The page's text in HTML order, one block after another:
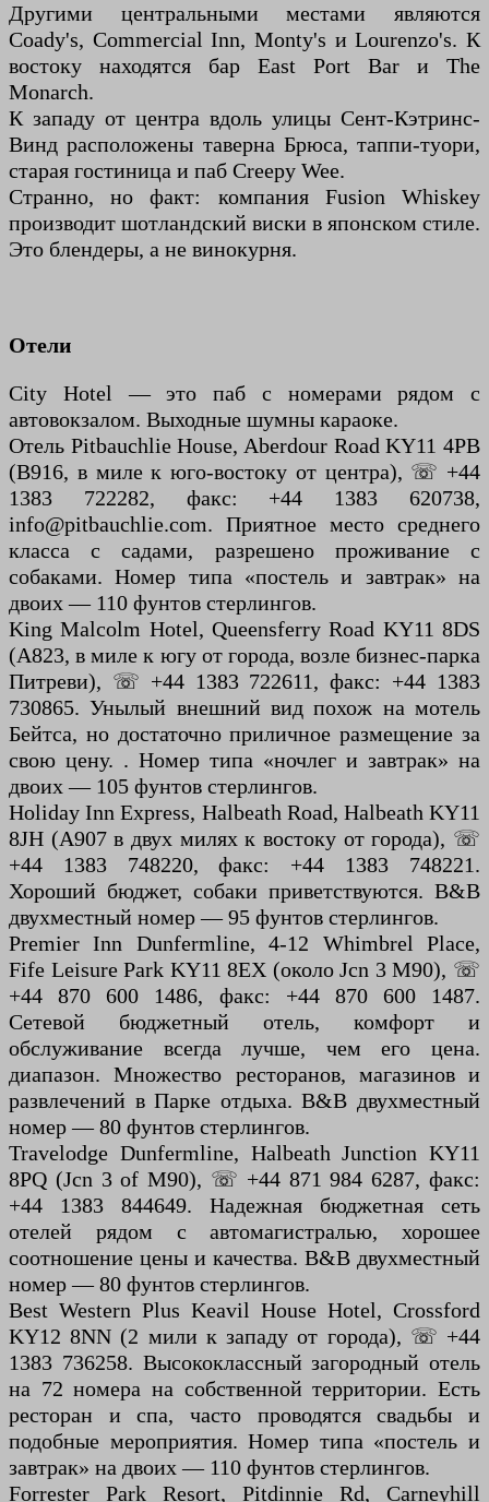
Другими центральными местами являются
Coady's, Commercial Inn, Monty's и Lourenzo's. К
востоку находятся бар East Port Bar и The
Monarch.
К западу от центра вдоль улицы Сент-Кэтринс-
Винд расположены таверна Брюса, таппи-туори,
старая гостиница и паб Creepy Wee.
Странно, но факт: компания Fusion Whiskey
производит шотландский виски в японском стиле.
Это блендеры, а не винокурня.
Отели
City Hotel — это паб с номерами рядом с
автовокзалом. Выходные шумны караоке.
Отель Pitbauchlie House, Aberdour Road KY11 4PB
(B916, в миле к юго-востоку от центра), ☏ +44
1383 722282, факс: +44 1383 620738,
info@pitbauchlie.com. Приятное место среднего
класса с садами, разрешено проживание с
собаками. Номер типа «постель и завтрак» на
двоих — 110 фунтов стерлингов.
King Malcolm Hotel, Queensferry Road KY11 8DS
(A823, в миле к югу от города, возле бизнес-парка
Питреви), ☏ +44 1383 722611, факс: +44 1383
730865. Унылый внешний вид похож на мотель
Бейтса, но достаточно приличное размещение за
свою цену. . Номер типа «ночлег и завтрак» на
двоих — 105 фунтов стерлингов.
Holiday Inn Express, Halbeath Road, Halbeath KY11
8JH (A907 в двух милях к востоку от города), ☏
+44 1383 748220, факс: +44 1383 748221.
Хороший бюджет, собаки приветствуются. B&B
двухместный номер — 95 фунтов стерлингов.
Premier Inn Dunfermline, 4-12 Whimbrel Place,
Fife Leisure Park KY11 8EX (около Jcn 3 M90), ☏
+44 870 600 1486, факс: +44 870 600 1487.
Сетевой бюджетный отель, комфорт и
обслуживание всегда лучше, чем его цена.
диапазон. Множество ресторанов, магазинов и
развлечений в Парке отдыха. B&B двухместный
номер — 80 фунтов стерлингов.
Travelodge Dunfermline, Halbeath Junction KY11
8PQ (Jcn 3 of M90), ☏ +44 871 984 6287, факс:
+44 1383 844649. Надежная бюджетная сеть
отелей рядом с автомагистралью, хорошее
соотношение цены и качества. B&B двухместный
номер — 80 фунтов стерлингов.
Best Western Plus Keavil House Hotel, Crossford
KY12 8NN (2 мили к западу от города), ☏ +44
1383 736258. Высококлассный загородный отель
на 72 номера на собственной территории. Есть
ресторан и спа, часто проводятся свадьбы и
подобные мероприятия. Номер типа «постель и
завтрак» на двоих — 110 фунтов стерлингов.
Forrester Park Resort, Pitdinnie Rd, Carneyhill